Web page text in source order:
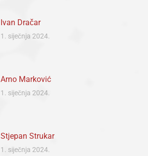
Ivan Dračar
1. siječnja 2024.
Arno Marković
1. siječnja 2024.
Stjepan Strukar
1. siječnja 2024.